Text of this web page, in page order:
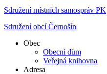
Sdružení místních samospráv PK
Sdružení obcí Černošín
Obec
Obecní dům
Veřejná knihovna
Adresa